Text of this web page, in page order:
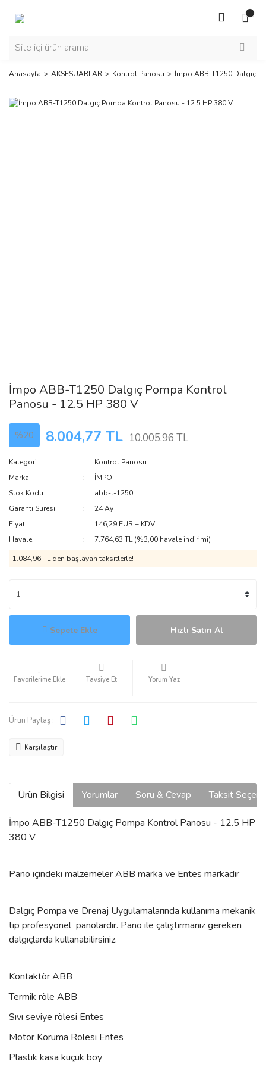
Anasayfa AKSESUARLAR Kontrol Panosu İmpo ABB-T1250 Dalgıç
İmpo ABB-T1250 Dalgıç Pompa Kontrol
Panosu - 12.5 HP 380 V
%20 8.004,77 TL 10.005,96 TL
Kategori
Kontrol Panosu
Marka
İMPO
Stok Kodu
abb-t-1250
Garanti Süresi
24 Ay
Fiyat
146,29 EUR + KDV
Havale
7.764,63 TL (%3,00 havale indirimi)
1.084,96 TL den başlayan taksitlerle!
Sepete Ekle Hızlı Satın Al
Tavsiye Et Yorum Yaz
Ürün Paylaş :
Karşılaştır
Ürün Bilgisi Yorumlar Soru & Cevap Taksit
İmpo ABB-T1250 Dalgıç Pompa Kontrol Panosu - 12.5 HP
380 V
Pano içindeki malzemeler ABB marka ve Entes markadır
Dalgıç Pompa ve Drenaj Uygulamalarında kullanıma mekanik
tip profesyonel panolardır. Pano ile çalıştırmanız gereken
dalgıçlarda kullanabilirsiniz.
Kontaktör ABB
Termik röle ABB
Sıvı seviye rölesi Entes
Motor Koruma Rölesi Entes
Plastik kasa küçük boy